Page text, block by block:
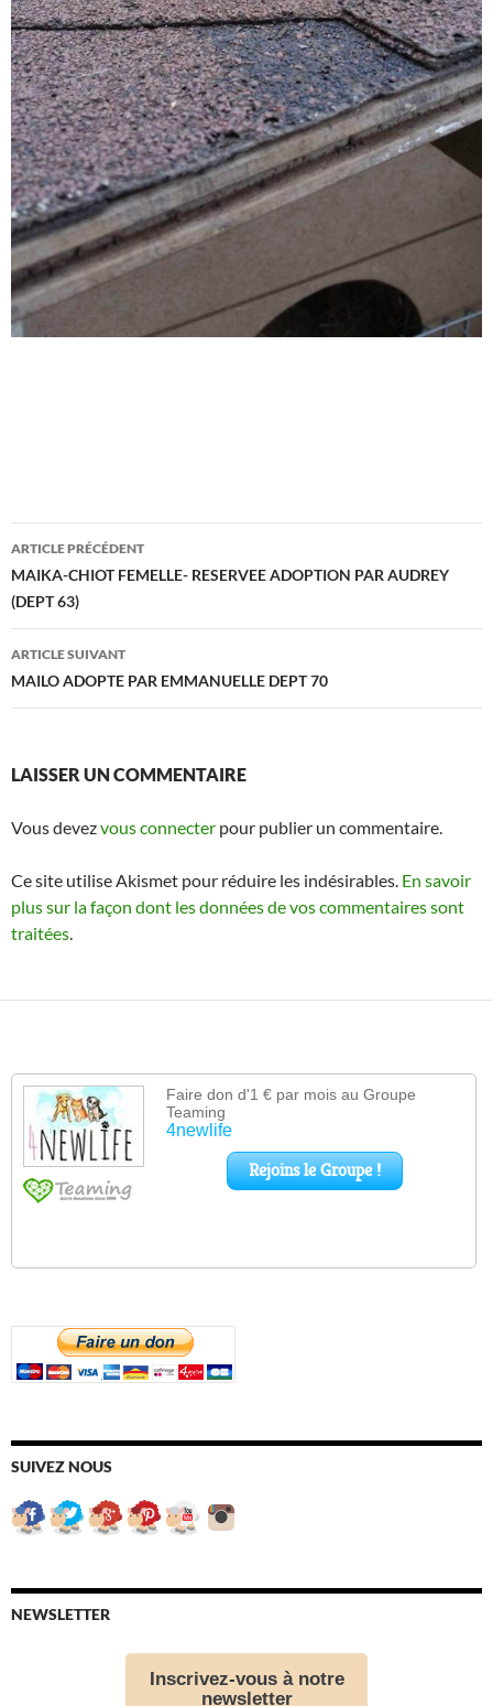
Navigation
des
articles
ARTICLE PRÉCÉDENT
MAIKA-CHIOT FEMELLE- RESERVEE ADOPTION PAR AUDREY
(DEPT 63)
ARTICLE SUIVANT
MAILO ADOPTE PAR EMMANUELLE DEPT 70
LAISSER UN COMMENTAIRE
Vous devezvous connecter pour publier un commentaire.
Ce site utilise Akismet pour réduire les indésirables. En savoir
plus sur la façon dont les données de vos commentaires sont
traitées.
SUIVEZ NOUS
NEWSLETTER
Inscrivez-vous à notre
newsletter